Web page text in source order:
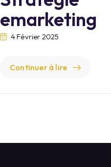
emarketing
4 Février 2025
Continuer à lire